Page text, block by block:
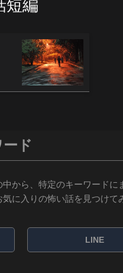
短編
ド
から、特定のキーワードに
に入りの怖い話を見つけて
LINE